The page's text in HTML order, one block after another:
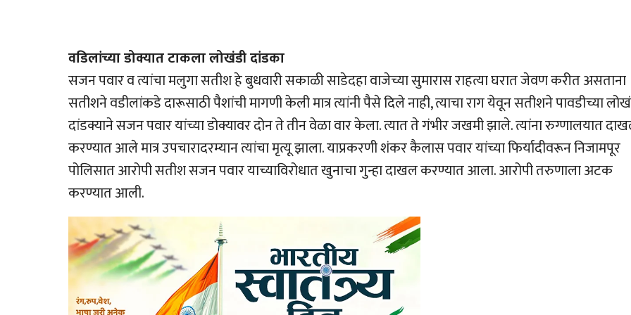
वडिलांच्या डोक्यात टाकला लोखंडी दांडका
सजन पवार व त्यांचा मलुगा सतीश हे बुधवारी सकाळी साडेदहा वाजेच्या सुमारास राहत्या घरात जेवण करीत असताना
सतीशने वडीलांकडे दारूसाठी पैशांची मागणी केली मात्र त्यांनी पैसे दिले नाही, त्याचा राग येवून सतीशने पावडीच्या
दांडक्याने सजन पवार यांच्या डोक्यावर दोन ते तीन वेळा वार केला. त्यात ते गंभीर जखमी झाले. त्यांना रुग्णालयात
करण्यात आले मात्र उपचारादरम्यान त्यांचा मृत्यू झाला. याप्रकरणी शंकर कैलास पवार यांच्या फिर्यादीवरून निजामपूर
पोलिसात आरोपी सतीश सजन पवार याच्याविरोधात खुनाचा गुन्हा दाखल करण्यात आला. आरोपी तरुणाला अटक
करण्यात आली.